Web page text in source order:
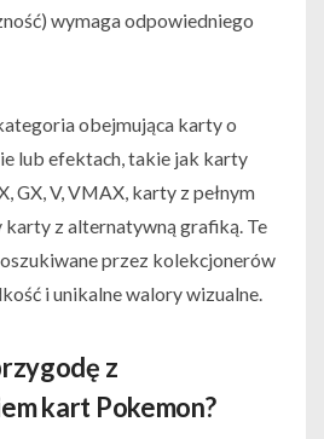
wymaga odpowiedniego
obejmująca karty o
lub efektach, takie jak karty
GX, V, VMAX, karty z pełnym
z alternatywną grafiką. Te
przez kolekcjonerów
i unikalne walory wizualne.
z
kart Pokemon?